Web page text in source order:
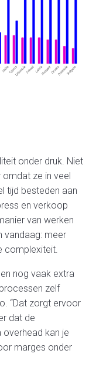
onder druk. Niet
ze in veel
tijd besteden aan
en verkoop
van werken
vandaag: meer
complexiteit.
nog vaak extra
zelf
“Dat zorgt ervoor
dat de
overhead kan je
marges onder